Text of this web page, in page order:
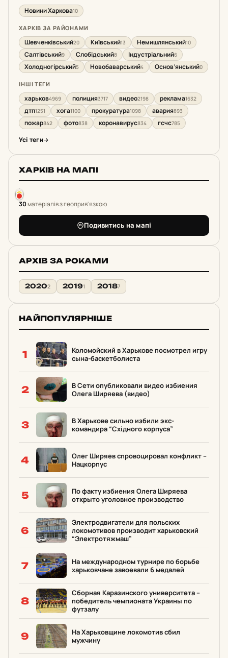
Новини Харкова10
ХАРКІВ ЗА РАЙОНАМИ
Шевченківський20 Київський13 Немишлянський10
Салтівський9 Слобідський8 Індустріальний6
Холодногірський5 Новобаварський4 Основ’янський0
ІНШІ ТЕГИ
харьков4969 полиция3717 видео2198 реклама1632
дтп1251 хога1100 прокуратура1098 авария893
пожар842 фото838 коронавирус834 гсчс785
Усі теги
ХАРКІВ НА МАПІ
30матеріалів з геоприв'язкою
Подивитись на мапі
АРХІВ ЗА РОКАМИ
20202 20191 20187
НАЙПОПУЛЯРНІШЕ
1
Коломойский в Харькове посмотрел игру
сына-баскетболиста
2
В Сети опубликовали видео избиения
Олега Ширяева (видео)
3
В Харькове сильно избили экс-
командира “Східного корпуса”
4
Олег Ширяев спровоцировал конфликт –
Нацкорпус
5
По факту избиения Олега Ширяева
открыто уголовное производство
6
Электродвигатели для польских
локомотивов производит харьковский
“Электротяжмаш”
7
На международном турнире по борьбе
харьковчане завоевали 6 медалей
8
Сборная Каразинского университета –
победитель чемпионата Украины по
футзалу
9
На Харьковщине локомотив сбил
мужчину